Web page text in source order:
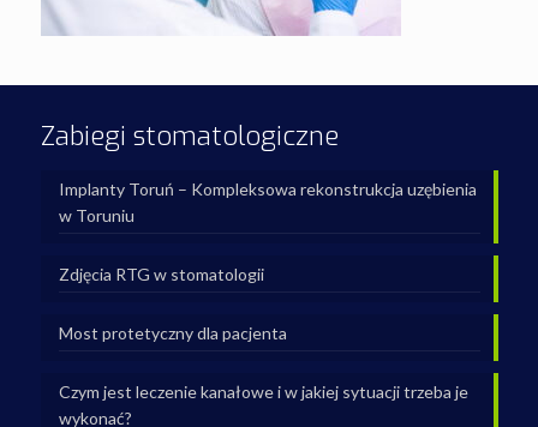
Zabiegi stomatologiczne
Implanty Toruń – Kompleksowa rekonstrukcja uzębienia
w Toruniu
Zdjęcia RTG w stomatologii
Most protetyczny dla pacjenta
Czym jest leczenie kanałowe i w jakiej sytuacji trzeba je
wykonać?